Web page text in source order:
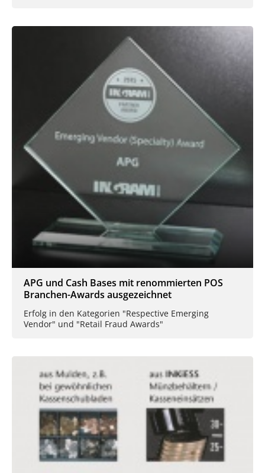
APG und Cash Bases mit renommierten POS
Branchen-Awards ausgezeichnet
Erfolg in den Kategorien "Respective Emerging
Vendor" und "Retail Fraud Awards"